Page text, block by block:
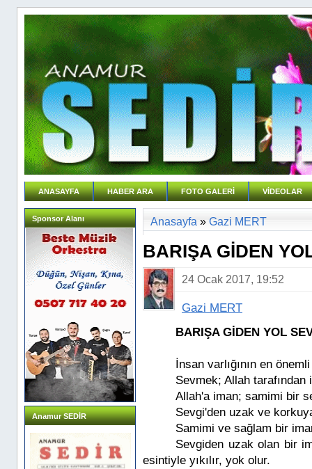
ANASAYFA HABER ARA FOTO GALERİ VİDEOLAR
Sponsor Alanı
Anamur SEDİR
Anasayfa » Gazi MERT
BARIŞA GİDEN
24 Ocak 2017, 19:52
Gazi MERT
BARIŞA GİDEN YOL
İnsan varlığının en
Sevmek; Allah
Allah'a iman; samimi bir
Sevgi'den uzak ve
Samimi ve sağlam bir
Sevgiden uzak olan bir
esintiyle yıkılır, yok olur.